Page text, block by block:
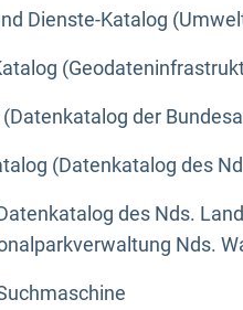
Dienste-Katalog
(Datenkatalog der
(Datenkatalog des
des Nds.
Nds.